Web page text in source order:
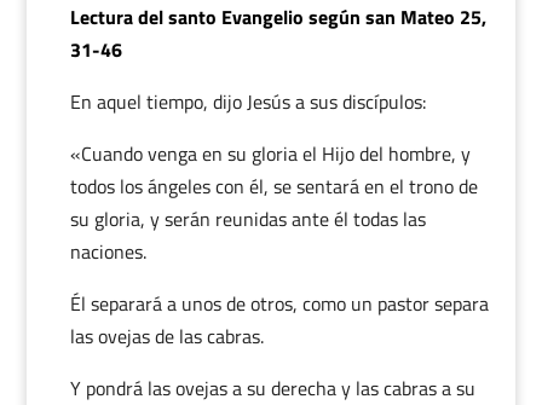
Lectura del santo Evangelio según san Mateo 25,
31-46
En aquel tiempo, dijo Jesús a sus discípulos:
«Cuando venga en su gloria el Hijo del hombre, y
todos los ángeles con él, se sentará en el trono de
su gloria, y serán reunidas ante él todas las
naciones.
Él separará a unos de otros, como un pastor separa
las ovejas de las cabras.
Y pondrá las ovejas a su derecha y las cabras a su